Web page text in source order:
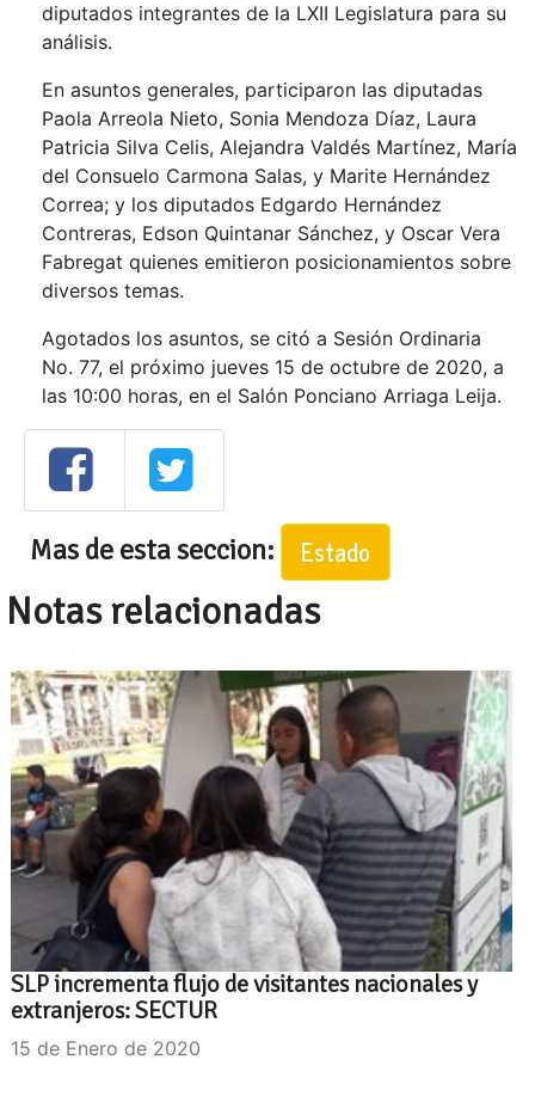
diputados integrantes de la LXII Legislatura para su
análisis.
En asuntos generales, participaron las diputadas
Paola Arreola Nieto, Sonia Mendoza Díaz, Laura
Patricia Silva Celis, Alejandra Valdés Martínez, María
del Consuelo Carmona Salas, y Marite Hernández
Correa; y los diputados Edgardo Hernández
Contreras, Edson Quintanar Sánchez, y Oscar Vera
Fabregat quienes emitieron posicionamientos sobre
diversos temas.
Agotados los asuntos, se citó a Sesión Ordinaria
No. 77, el próximo jueves 15 de octubre de 2020, a
las 10:00 horas, en el Salón Ponciano Arriaga Leija.
Mas de esta seccion: Estado
Notas relacionadas
SLP incrementa flujo de visitantes nacionales y
extranjeros: SECTUR
15 de Enero de 2020